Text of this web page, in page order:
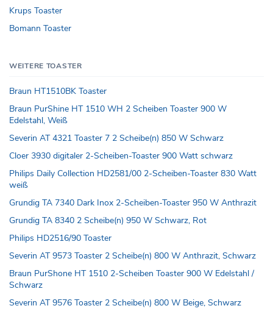
Krups Toaster
Bomann Toaster
WEITERE TOASTER
Braun HT1510BK Toaster
Braun PurShine HT 1510 WH 2 Scheiben Toaster 900 W
Edelstahl, Weiß
Severin AT 4321 Toaster 7 2 Scheibe(n) 850 W Schwarz
Cloer 3930 digitaler 2-Scheiben-Toaster 900 Watt schwarz
Philips Daily Collection HD2581/00 2-Scheiben-Toaster 830 Watt
weiß
Grundig TA 7340 Dark Inox 2-Scheiben-Toaster 950 W Anthrazit
Grundig TA 8340 2 Scheibe(n) 950 W Schwarz, Rot
Philips HD2516/90 Toaster
Severin AT 9573 Toaster 2 Scheibe(n) 800 W Anthrazit, Schwarz
Braun PurShone HT 1510 2-Scheiben Toaster 900 W Edelstahl /
Schwarz
Severin AT 9576 Toaster 2 Scheibe(n) 800 W Beige, Schwarz